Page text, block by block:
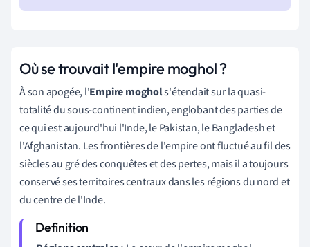
Où se trouvait l'empire moghol ?
À son apogée, l'Empire moghols'étendait sur la quasi-
totalité du sous-continent indien, englobant des parties de
ce qui est aujourd'hui l'Inde, le Pakistan, le Bangladesh et
l'Afghanistan. Les frontières de l'empire ont fluctué au fil des
siècles au gré des conquêtes et des pertes, mais il a toujours
conservé ses territoires centraux dans les régions du nord et
du centre de l'Inde.